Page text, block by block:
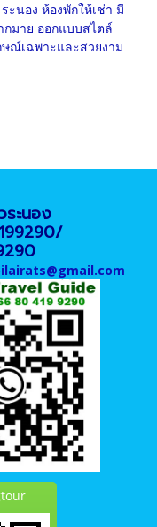
ะนอง ห้องพักให้เช่า มี
กมาย ออกแบบสไตล์
ษณ์เฉพาะและสวยงาม
ระนอง